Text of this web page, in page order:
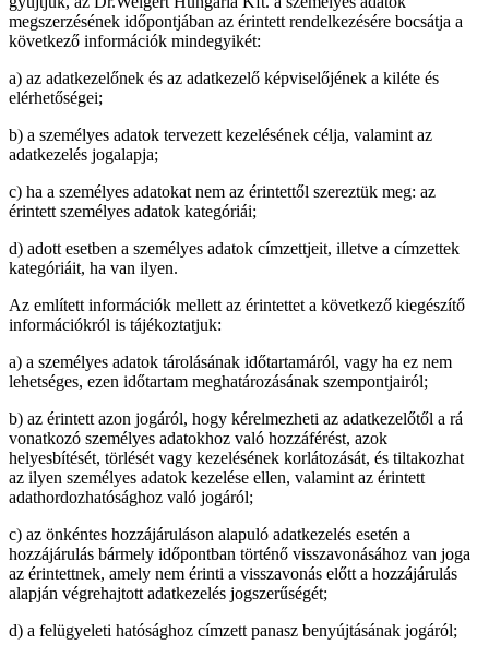
megszerzésének időpontjában az érintett rendelkezésére bocsátja a
következő információk mindegyikét:
a) az adatkezelőnek és az adatkezelő képviselőjének a kiléte és
elérhetőségei;
b) a személyes adatok tervezett kezelésének célja, valamint az
adatkezelés jogalapja;
c) ha a személyes adatokat nem az érintettől szereztük meg: az
érintett személyes adatok kategóriái;
d) adott esetben a személyes adatok címzettjeit, illetve a címzettek
kategóriáit, ha van ilyen.
Az említett információk mellett az érintettet a következő kiegészítő
információkról is tájékoztatjuk:
a) a személyes adatok tárolásának időtartamáról, vagy ha ez nem
lehetséges, ezen időtartam meghatározásának szempontjairól;
b) az érintett azon jogáról, hogy kérelmezheti az adatkezelőtől a rá
vonatkozó személyes adatokhoz való hozzáférést, azok
helyesbítését, törlését vagy kezelésének korlátozását, és tiltakozhat
az ilyen személyes adatok kezelése ellen, valamint az érintett
adathordozhatósághoz való jogáról;
c) az önkéntes hozzájáruláson alapuló adatkezelés esetén a
hozzájárulás bármely időpontban történő visszavonásához van joga
az érintettnek, amely nem érinti a visszavonás előtt a hozzájárulás
alapján végrehajtott adatkezelés jogszerűségét;
d) a felügyeleti hatósághoz címzett panasz benyújtásának jogáról;